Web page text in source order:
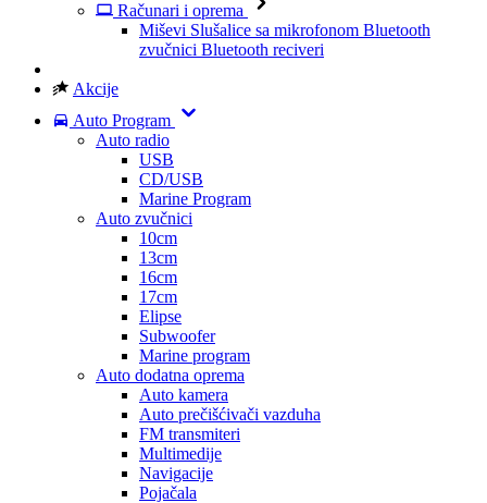
Računari i oprema
Miševi Slušalice sa mikrofonom Bluetooth
zvučnici Bluetooth reciveri
Akcije
Auto Program
Auto radio
USB
CD/USB
Marine Program
Auto zvučnici
10cm
13cm
16cm
17cm
Elipse
Subwoofer
Marine program
Auto dodatna oprema
Auto kamera
Auto prečišćivači vazduha
FM transmiteri
Multimedije
Navigacije
Pojačala